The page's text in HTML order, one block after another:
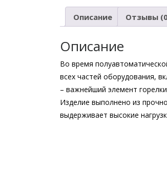
Описание Отзывы
Описание
Во время
всех частей оборудования,
– важнейший элемент
Изделие выполнено из
выдерживает высокие